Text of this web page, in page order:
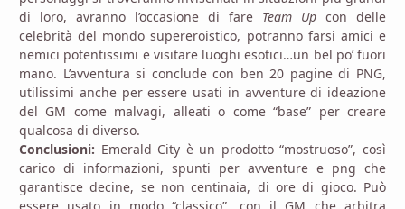
di loro, avranno l’occasione di fare Team Up con delle
celebrità del mondo supereroistico, potranno farsi amici e
nemici potentissimi e visitare luoghi esotici…un bel po’ fuori
mano. L’avventura si conclude con ben 20 pagine di PNG,
utilissimi anche per essere usati in avventure di ideazione
del GM come malvagi, alleati o come “base” per creare
qualcosa di diverso.
Conclusioni: Emerald City è un prodotto “mostruoso”, così
carico di informazioni, spunti per avventure e png che
garantisce decine, se non centinaia, di ore di gioco. Può
essere usato in modo “classico”, con il GM che arbitra